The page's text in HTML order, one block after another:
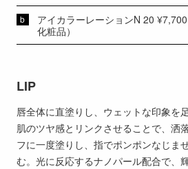
アイカラーレーションN 20
化粧品）
LIP
唇全体に直塗りし、ウェットな印象を
肌のツヤ感とリンクさせることで、洒
フに一度塗りし、指でポンポンなじま
む。光に反応するナノパール配合で、